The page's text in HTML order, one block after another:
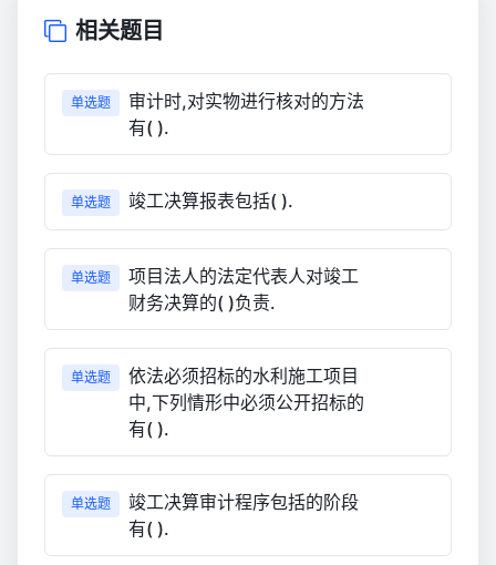
相关题目
单选题
审计时,对实物进行核对的方法
有( ).
单选题 竣工决算报表包括( ).
单选题
项目法人的法定代表人对竣工
财务决算的( )负责.
单选题
依法必须招标的水利施工项目
中,下列情形中必须公开招标的
有( ).
单选题
竣工决算审计程序包括的阶段
有( ).